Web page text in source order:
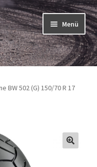
Menü
BW 502 (G) 150/70 R 17